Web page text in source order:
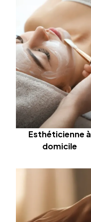
Esthéticienne à
domicile